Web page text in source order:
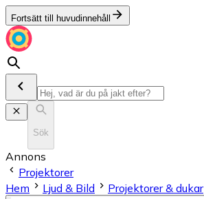
Fortsätt till huvudinnehåll
Sök
Annons
Projektorer
Hem
Ljud & Bild Projektorer & dukar